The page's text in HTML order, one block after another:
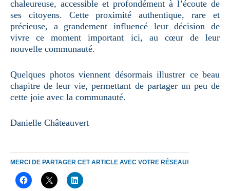
chaleureuse, accessible et profondément à l’écoute de
ses citoyens. Cette proximité authentique, rare et
précieuse, a grandement influencé leur décision de
vivre ce moment important ici, au cœur de leur
nouvelle communauté.
Quelques photos viennent désormais illustrer ce beau
chapitre de leur vie, permettant de partager un peu de
cette joie avec la communauté.
Danielle Châteauvert
MERCI DE PARTAGER CET ARTICLE AVEC VOTRE RÉSEAU!